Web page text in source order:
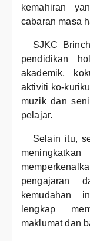
kemahiran
cabaran masa
SJKC
pendidikan
akademik,
aktiviti ko-
muzik dan
pelajar.
Selain itu,
pengajaran
kemudahan
lengkap
maklumat dan